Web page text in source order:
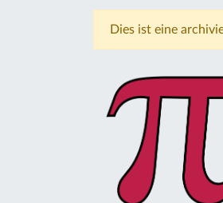
Dies ist eine